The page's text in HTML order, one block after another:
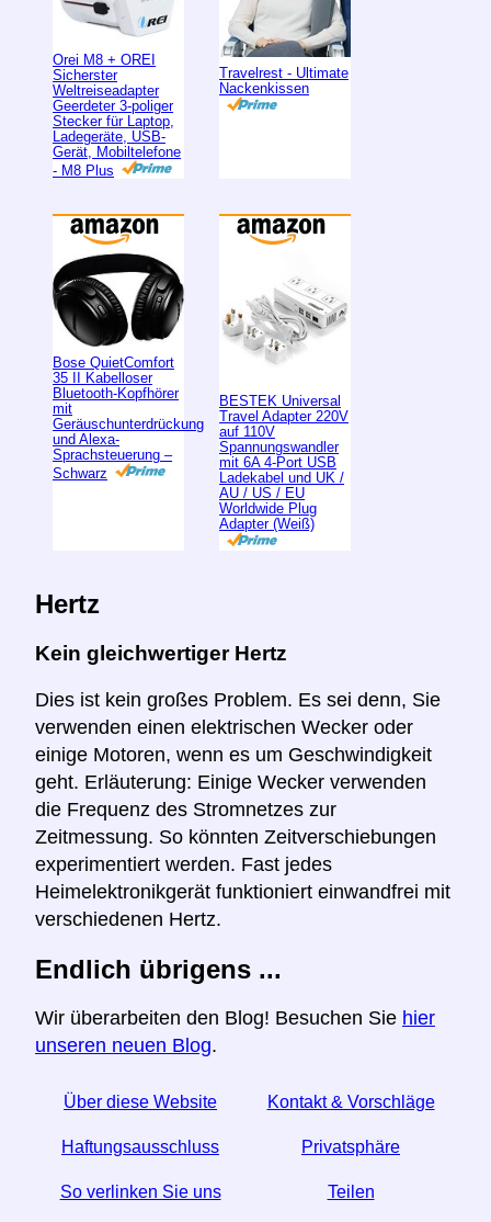
Orei M8 + OREI
Sicherster
Weltreiseadapter
Geerdeter 3-poliger
Stecker für Laptop,
Ladegeräte, USB-
Gerät, Mobiltelefone
- M8 Plus
Travelrest - Ultimate
Nackenkissen
Bose QuietComfort
35 II Kabelloser
Bluetooth-Kopfhörer
mit
Geräuschunterdrückung
und Alexa-
Sprachsteuerung –
Schwarz
BESTEK Universal
Travel Adapter 220V
auf 110V
Spannungswandler
mit 6A 4-Port USB
Ladekabel und UK /
AU / US / EU
Worldwide Plug
Adapter (Weiß)
Hertz
Kein gleichwertiger Hertz
Dies ist kein großes Problem. Es sei denn, Sie
verwenden einen elektrischen Wecker oder
einige Motoren, wenn es um Geschwindigkeit
geht. Erläuterung: Einige Wecker verwenden
die Frequenz des Stromnetzes zur
Zeitmessung. So könnten Zeitverschiebungen
experimentiert werden. Fast jedes
Heimelektronikgerät funktioniert einwandfrei mit
verschiedenen Hertz.
Endlich übrigens ...
Wir überarbeiten den Blog! Besuchen Sie hier
unseren neuen Blog.
Über diese Website Kontakt & Vorschläge
Haftungsausschluss Privatsphäre
So verlinken Sie uns Teilen